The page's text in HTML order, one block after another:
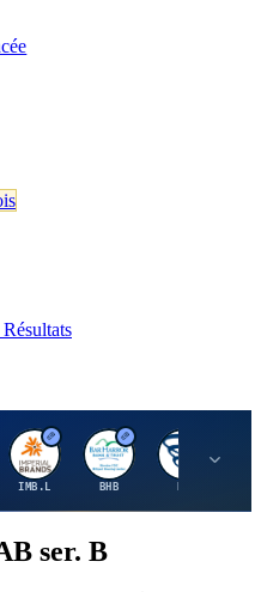
Résultats
I
IMB.L
B
BHB
B
ser. B